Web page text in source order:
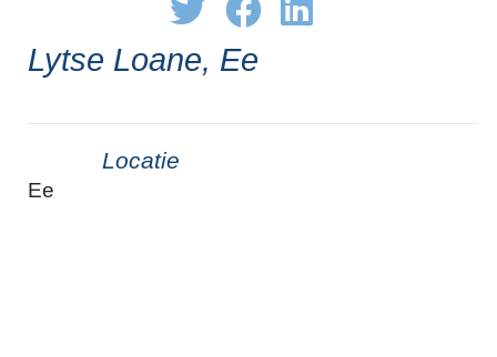
Lytse Loane, Ee
Locatie
Ee